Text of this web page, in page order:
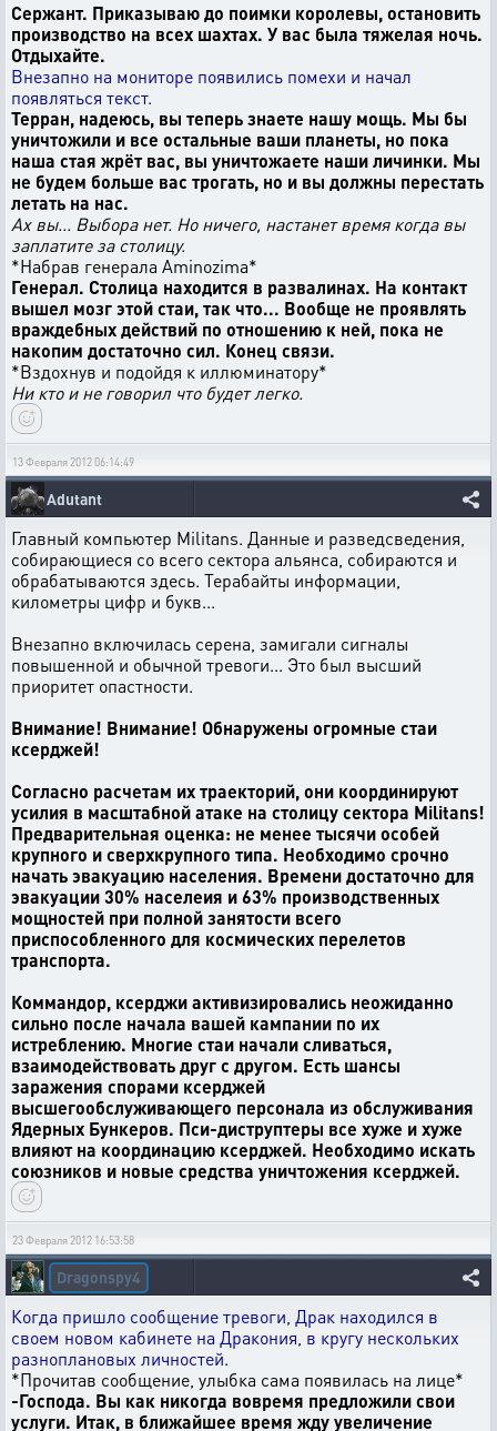
Сержант. Приказываю до поимки королевы, остановить
производство на всех шахтах. У вас была тяжелая ночь.
Отдыхайте.
Внезапно на мониторе появились помехи и начал
появляться текст.
Терран, надеюсь, вы теперь знаете нашу мощь. Мы бы
уничтожили и все остальные ваши планеты, но пока
наша стая жрёт вас, вы уничтожаете наши личинки. Мы
не будем больше вас трогать, но и вы должны перестать
летать на нас.
Ах вы... Выбора нет. Но ничего, настанет время когда вы
заплатите за столицу.
*Набрав генерала Aminozima*
Генерал. Столица находится в развалинах. На контакт
вышел мозг этой стаи, так что... Вообще не проявлять
враждебных действий по отношению к ней, пока не
накопим достаточно сил. Конец связи.
*Вздохнув и подойдя к иллюминатору*
Ни кто и не говорил что будет легко.
13 Февраля 2012 06:14:49
Adutant
Главный компьютер Militans. Данные и разведсведения,
собирающиеся со всего сектора альянса, собираются и
обрабатываются здесь. Терабайты информации,
километры цифр и букв...
Внезапно включилась серена, замигали сигналы
повышенной и обычной тревоги... Это был высший
приоритет опастности.
Внимание! Внимание! Обнаружены огромные стаи
ксерджей!
Согласно расчетам их траекторий, они координируют
усилия в масштабной атаке на столицу сектора Militans!
Предварительная оценка: не менее тысячи особей
крупного и сверхкрупного типа. Необходимо срочно
начать эвакуацию населения. Времени достаточно для
эвакуации 30% населеия и 63% производственных
мощностей при полной занятости всего
приспособленного для космических перелетов
транспорта.
Коммандор, ксерджи активизировались неожиданно
сильно после начала вашей кампании по их
истреблению. Многие стаи начали сливаться,
взаимодействовать друг с другом. Есть шансы
заражения спорами ксерджей
высшегообслуживающего персонала из обслуживания
Ядерных Бункеров. Пси-диструптеры все хуже и хуже
влияют на координацию ксерджей. Необходимо искать
союзников и новые средства уничтожения ксерджей.
23 Февраля 2012 16:53:58
Dragonspy4
Когда пришло сообщение тревоги, Драк находился в
своем новом кабинете на Дракония, в кругу нескольких
разноплановых личностей.
*Прочитав сообщение, улыбка сама появилась на лице*
-Господа. Вы как никогда вовремя предложили свои
услуги. Итак, в ближайшее время жду увеличение